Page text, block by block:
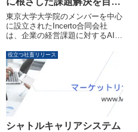
す
東京大学大学院のメンバーを中心
に設立されたIncerto合同会社
は、企業の経営課題に対するAI導
す。現場目線での業務設計から開
発・運用までを伴走し、特に地方
企業におけるAI活用の課題解決に
注力します。
役立つ社畜リリース
シャトルキャリアシステム